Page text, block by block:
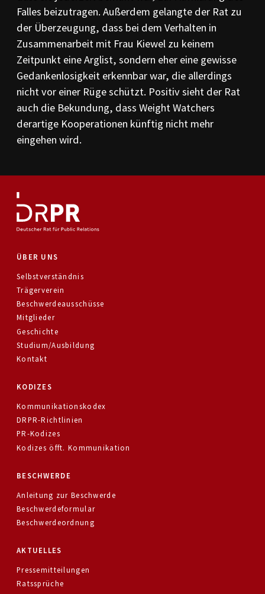
Falles beizutragen. Außerdem gelangte der Rat zu
der Überzeugung, dass bei dem Verhalten in
Zusammenarbeit mit Frau Kiewel zu keinem
Zeitpunkt eine Arglist, sondern eher eine gewisse
Gedankenlosigkeit erkennbar war, die allerdings
nicht vor einer Rüge schützt. Positiv sieht der Rat
auch die Bekundung, dass Weight Watchers
derartige Kooperationen künftig nicht mehr
eingehen wird.
ÜBER UNS
Selbstverständnis
Trägerverein
Beschwerdeausschüsse
Mitglieder
Geschichte
Studium/Ausbildung
Kontakt
KODIZES
Kommunikationskodex
DRPR-Richtlinien
PR-Kodizes
Kodizes öfft. Kommunikation
BESCHWERDE
Anleitung zur Beschwerde
Beschwerdeformular
Beschwerdeordnung
AKTUELLES
Pressemitteilungen
Ratssprüche